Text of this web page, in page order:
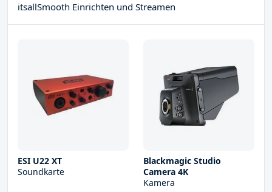
itsallSmooth Einrichten und Streamen
ESI U22 XT
Soundkarte
Blackmagic Studio
Camera 4K
Kamera